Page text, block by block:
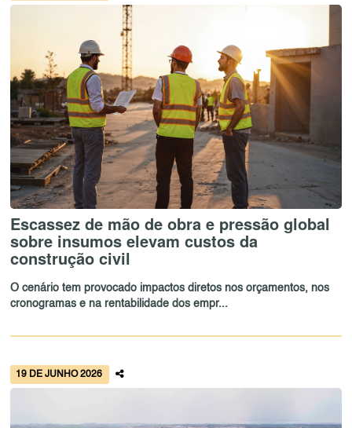
Escassez de mão de obra e pressão global
sobre insumos elevam custos da
construção civil
O cenário tem provocado impactos diretos nos orçamentos, nos
cronogramas e na rentabilidade dos empr...
19 DE JUNHO 2026